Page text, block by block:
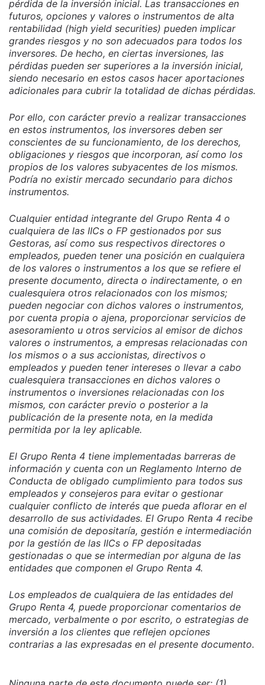
pérdida de la inversión inicial. Las transacciones en
futuros, opciones y valores o instrumentos de alta
rentabilidad (high yield securities) pueden implicar
grandes riesgos y no son adecuados para todos los
inversores. De hecho, en ciertas inversiones, las
pérdidas pueden ser superiores a la inversión inicial,
siendo necesario en estos casos hacer aportaciones
adicionales para cubrir la totalidad de dichas pérdidas.
Por ello, con carácter previo a realizar transacciones
en estos instrumentos, los inversores deben ser
conscientes de su funcionamiento, de los derechos,
obligaciones y riesgos que incorporan, así como los
propios de los valores subyacentes de los mismos.
Podría no existir mercado secundario para dichos
instrumentos.
Cualquier entidad integrante del Grupo Renta 4 o
cualquiera de las IICs o FP gestionados por sus
Gestoras, así como sus respectivos directores o
empleados, pueden tener una posición en cualquiera
de los valores o instrumentos a los que se refiere el
presente documento, directa o indirectamente, o en
cualesquiera otros relacionados con los mismos;
pueden negociar con dichos valores o instrumentos,
por cuenta propia o ajena, proporcionar servicios de
asesoramiento u otros servicios al emisor de dichos
valores o instrumentos, a empresas relacionadas con
los mismos o a sus accionistas, directivos o
empleados y pueden tener intereses o llevar a cabo
cualesquiera transacciones en dichos valores o
instrumentos o inversiones relacionadas con los
mismos, con carácter previo o posterior a la
publicación de la presente nota, en la medida
permitida por la ley aplicable.
El Grupo Renta 4 tiene implementadas barreras de
información y cuenta con un Reglamento Interno de
Conducta de obligado cumplimiento para todos sus
empleados y consejeros para evitar o gestionar
cualquier conflicto de interés que pueda aflorar en el
desarrollo de sus actividades. El Grupo Renta 4 recibe
una comisión de depositaría, gestión e intermediación
por la gestión de las IICs o FP depositadas
gestionadas o que se intermedian por alguna de las
entidades que componen el Grupo Renta 4.
Los empleados de cualquiera de las entidades del
Grupo Renta 4, puede proporcionar comentarios de
mercado, verbalmente o por escrito, o estrategias de
inversión a los clientes que reflejen opciones
contrarias a las expresadas en el presente documento.